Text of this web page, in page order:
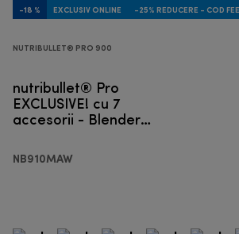
-18 % EXCLUSIV ONLINE -25% REDUCERE - COD
NUTRIBULLET® PRO 900
nutribullet® Pro
EXCLUSIVE! cu 7
accesorii - Blender
NB910MAW